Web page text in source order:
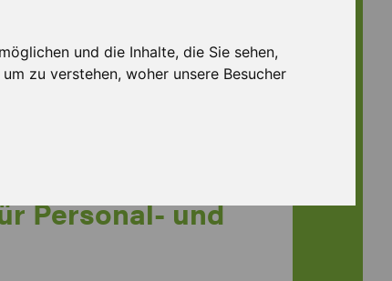
und die Inhalte, die Sie sehen,
zu verstehen, woher unsere Besucher
Personal- und